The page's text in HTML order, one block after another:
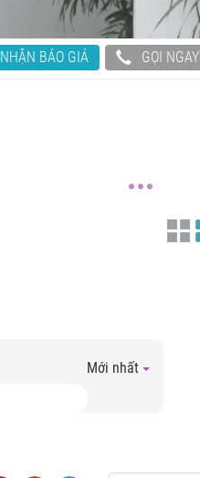
NHẬN BÁO GIÁ GỌI NGAY
Mới nhất